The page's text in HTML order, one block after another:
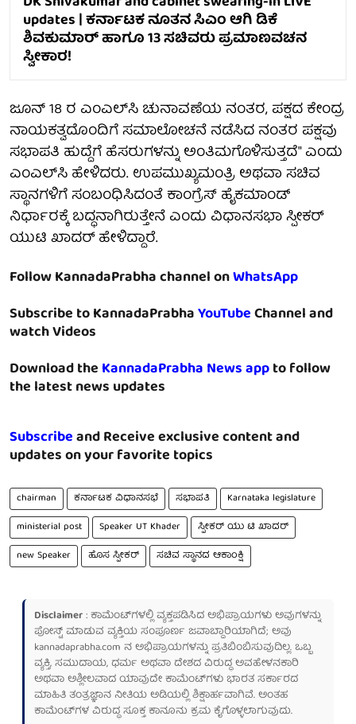
updates | ಕರ್ನಾಟಕ ನೂತನ ಸಿಎಂ ಆಗಿ ಡಿಕೆ
ಶಿವಕುಮಾರ್ ಹಾಗೂ 13 ಸಚಿವರು ಪ್ರಮಾಣವಚನ
ಸ್ವೀಕಾರ!
ಜೂನ್ 18 ರ ಎಂಎಲ್‌ಸಿ ಚುನಾವಣೆಯ ನಂತರ, ಪಕ್ಷದ ಕೇಂದ್ರ
ನಾಯಕತ್ವದೊಂದಿಗೆ ಸಮಾಲೋಚನೆ ನಡೆಸಿದ ನಂತರ ಪಕ್ಷವು
ಸಭಾಪತಿ ಹುದ್ದೆಗೆ ಹೆಸರುಗಳನ್ನು ಅಂತಿಮಗೊಳಿಸುತ್ತದೆ" ಎಂದು
ಎಂಎಲ್‌ಸಿ ಹೇಳಿದರು. ಉಪಮುಖ್ಯಮಂತ್ರಿ ಅಥವಾ ಸಚಿವ
ಸ್ಥಾನಗಳಿಗೆ ಸಂಬಂಧಿಸಿದಂತೆ ಕಾಂಗ್ರೆಸ್ ಹೈಕಮಾಂಡ್
ನಿರ್ಧಾರಕ್ಕೆ ಬದ್ಧನಾಗಿರುತ್ತೇನೆ ಎಂದು ವಿಧಾನಸಭಾ ಸ್ಪೀಕರ್
ಯುಟಿ ಖಾದರ್ ಹೇಳಿದ್ದಾರೆ.
Follow KannadaPrabha channel onWhatsApp
Subscribe to KannadaPrabhaYouTubeChannel and
watch Videos
Download theKannadaPrabha News appto follow
the latest news updates
Subscribeand Receive exclusive content and
updates on your favorite topics
chairman ಕರ್ನಾಟಕ ವಿಧಾನಸಭೆ ಸಭಾಪತಿ
Karnataka legislature
ministerial post
Speaker UT Khader
ಸ್ಪೀಕರ್ ಯು ಟಿ ಖಾದರ್
new Speaker
ಹೊಸ ಸ್ಪೀಕರ್ ಸಚಿವ ಸ್ಥಾನದ ಆಕಾಂಕ್ಷಿ
Disclaimer: ಕಾಮೆಂಟ್‌ಗಳಲ್ಲಿ ವ್ಯಕ್ತಪಡಿಸಿದ ಅಭಿಪ್ರಾಯಗಳು ಅವುಗಳನ್ನು
ಪೋಸ್ಟ್ ಮಾಡುವ ವ್ಯಕ್ತಿಯ ಸಂಪೂರ್ಣ ಜವಾಬ್ದಾರಿಯಾಗಿದೆ; ಅವು
kannadaprabha.com ನ ಅಭಿಪ್ರಾಯಗಳನ್ನು ಪ್ರತಿಬಿಂಬಿಸುವುದಿಲ್ಲ. ಒಬ್ಬ
ವ್ಯಕ್ತಿ, ಸಮುದಾಯ, ಧರ್ಮ ಅಥವಾ ದೇಶದ ವಿರುದ್ಧ ಅವಹೇಳನಕಾರಿ
ಅಥವಾ ಅಶ್ಲೀಲವಾದ ಯಾವುದೇ ಕಾಮೆಂಟ್‌ಗಳು ಭಾರತ ಸರ್ಕಾರದ
ಮಾಹಿತಿ ತಂತ್ರಜ್ಞಾನ ನೀತಿಯ ಅಡಿಯಲ್ಲಿ ಶಿಕ್ಷಾರ್ಹವಾಗಿವೆ. ಅಂತಹ
ಕಾಮೆಂಟ್‌ಗಳ ವಿರುದ್ಧ ಸೂಕ್ತ ಕಾನೂನು ಕ್ರಮ ಕೈಗೊಳ್ಳಲಾಗುವುದು.